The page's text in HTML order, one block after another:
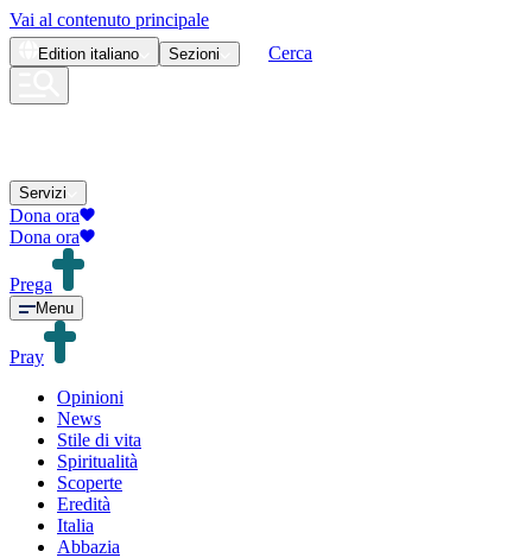
Vai al contenuto principale
Edition italiano Sezioni Cerca
Servizi
Dona ora
Dona ora
Prega
Menu
Pray
Opinioni
News
Stile di vita
Spiritualità
Scoperte
Eredità
Italia
Abbazia